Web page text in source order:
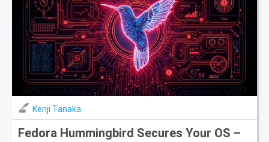
Kenji Tanaka
Fedora Hummingbird Secures Your OS –